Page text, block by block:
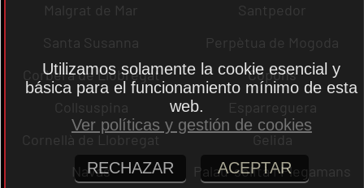
Malgrat de Mar
Santpedor
Santa Susanna
Perpètua de Mogoda
Corbera de Llobregat
Copons
Collsuspina
Esparreguera
Cornellà de Llobregat
Gelida
Navas
Palau-solità i Plegamans
Utilizamos solamente la cookie esencial y
básica para el funcionamiento mínimo de esta
web.
Ver políticas y gestión de cookies
RECHAZAR ACEPTAR